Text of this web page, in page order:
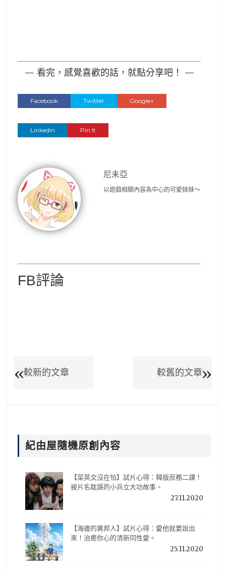
— 看完，感覺喜歡的話，就點分享吧！ —
Facebook Twitter Google+
Linkedin Pin It
尼未亞
以遊戲相關內容為中心的可愛妹妹～
FB評論
較新的文章 較舊的文章
紀由屋隨機原創內容
【菜英文沒在怕】試片心得：韓版庶務二課！
被片名耽誤的小兵立大功故事。
27.11.2020
【海邊的異邦人】試片心得：愛他就要說出
來！治癒你心的清新同性愛。
25.11.2020